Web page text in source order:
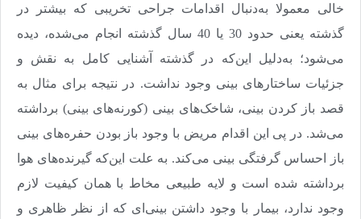
خالی معمولا به‌دنبال اقدامات جراحی تخریبی که بیشتر در
گذشته یعنی حدود 30 یا 40 سال گذشته انجام می‌شده، دیده
می‌شود؛ به‌دلیل این‌که در گذشته آشنایی کامل به نقش و
جزئیات ساختارهای بینی وجود نداشت. در نتیجه برای مثال به
قصد باز کردن بینی، شاخک‌های بینی (کورنه‌های بینی) برداشته
می‌شد. در پی این اقدام مریض با وجود باز بودن حفره‌های بینی
باز احساس گرفتگی بینی می‌کند. به علت این‌که گیرنده‌های هوا
برداشته شده است و لایه طبیعی مخاط با همان کیفیت لازم
وجود ندارد، بیمار با وجود داشتن بینی‌ای که از نظر ظاهری و